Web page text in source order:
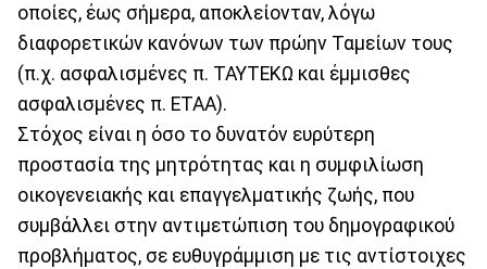
οποίες, έως σήμερα, αποκλείονταν, λόγω
διαφορετικών κανόνων των πρώην Ταμείων τους
(π.χ. ασφαλισμένες π. ΤΑΥΤΕΚΩ και έμμισθες
ασφαλισμένες π. ΕΤΑΑ).
Στόχος είναι η όσο το δυνατόν ευρύτερη
προστασία της μητρότητας και η συμφιλίωση
οικογενειακής και επαγγελματικής ζωής, που
συμβάλλει στην αντιμετώπιση του δημογραφικού
προβλήματος, σε ευθυγράμμιση με τις αντίστοιχες